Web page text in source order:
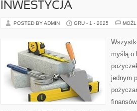
INWESTYCJA
POSTED BY ADMIN GRU - 1 - 2025
myślą o
jednym